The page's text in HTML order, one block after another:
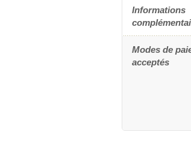
Informations
Modes de
acceptés